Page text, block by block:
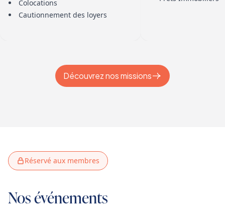
Colocations
Cautionnement des loyers
Découvrez nos missions
Réservé aux membres
Nos événements